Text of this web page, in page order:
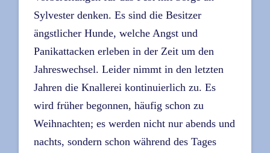
Sylvester denken. Es sind die Besitzer
ängstlicher Hunde, welche Angst und
Panikattacken erleben in der Zeit um den
Jahreswechsel. Leider nimmt in den letzten
Jahren die Knallerei kontinuierlich zu. Es
wird früher begonnen, häufig schon zu
Weihnachten; es werden nicht nur abends und
nachts, sondern schon während des Tages